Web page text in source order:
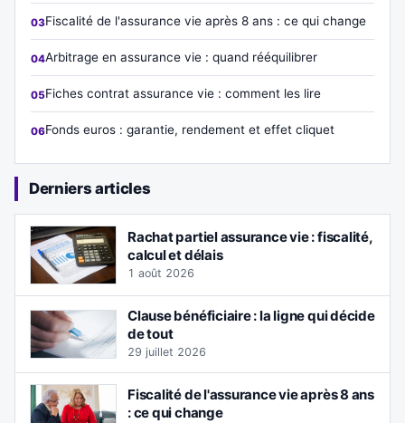
Fiscalité de l'assurance vie après 8 ans : ce qui change
Arbitrage en assurance vie : quand rééquilibrer
Fiches contrat assurance vie : comment les lire
Fonds euros : garantie, rendement et effet cliquet
Derniers articles
Rachat partiel assurance vie : fiscalité,
calcul et délais
1 août 2026
Clause bénéficiaire : la ligne qui décide
de tout
29 juillet 2026
Fiscalité de l'assurance vie après 8 ans
: ce qui change